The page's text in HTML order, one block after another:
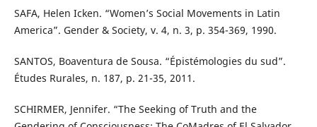
SAFA, Helen Icken. “Women’s Social Movements in Latin
America”. Gender & Society, v. 4, n. 3, p. 354-369, 1990.
SANTOS, Boaventura de Sousa. “Épistémologies du sud”.
Études Rurales, n. 187, p. 21-35, 2011.
SCHIRMER, Jennifer. “The Seeking of Truth and the